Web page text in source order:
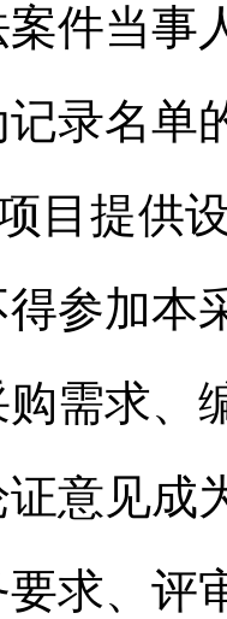
件当事
录名单
目提供
参加本
需求、
意见成
求、评